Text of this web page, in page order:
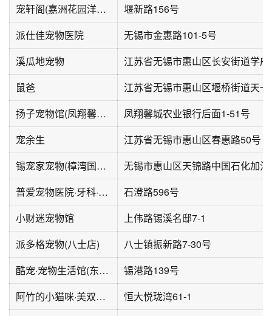
宠轩阁(嘉洲花园洋房店)
堰新路156号
派仕佳宠物医院
无锡市金惠路101-5号
溪瓜地宠物
鼠爸
扬子宠物馆(凤翔馨城店)
凤翔馨城农业银行后面1-51号
宠余生
江苏省无锡市惠山区春惠路50号
锡宠家宠物(樟湾国际店)
普爱宠物医院·牙科·猫科·心脏科中心(惠山店)
石澄路596号
小财迷宠物馆
上伟路锡溪名邸7-1
派多格宠物(八士店)
八士镇振新路7-30号
酷宠·宠物生活馆(东北塘店)
锡港路139号
阿竹的小猫咪·美双血侏儒兔舍
恒大悦珑湾61-1